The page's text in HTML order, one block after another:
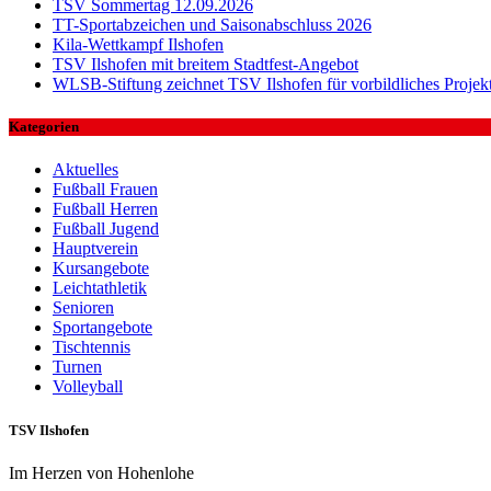
TSV Sommertag 12.09.2026
TT-Sportabzeichen und Saisonabschluss 2026
Kila-Wettkampf Ilshofen
TSV Ilshofen mit breitem Stadtfest-Angebot
WLSB-Stiftung zeichnet TSV Ilshofen für vorbildliches
Kategorien
Aktuelles
Fußball Frauen
Fußball Herren
Fußball Jugend
Hauptverein
Kursangebote
Leichtathletik
Senioren
Sportangebote
Tischtennis
Turnen
Volleyball
TSV Ilshofen
Im Herzen von Hohenlohe